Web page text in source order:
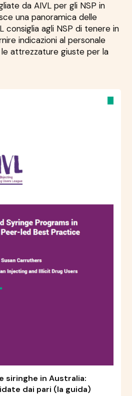
da AIVL per gli NSP in
una panoramica delle
consiglia agli NSP di tenere in
indicazioni al personale
attrezzature giuste per la
siringhe in Australia:
dai pari (la guida)